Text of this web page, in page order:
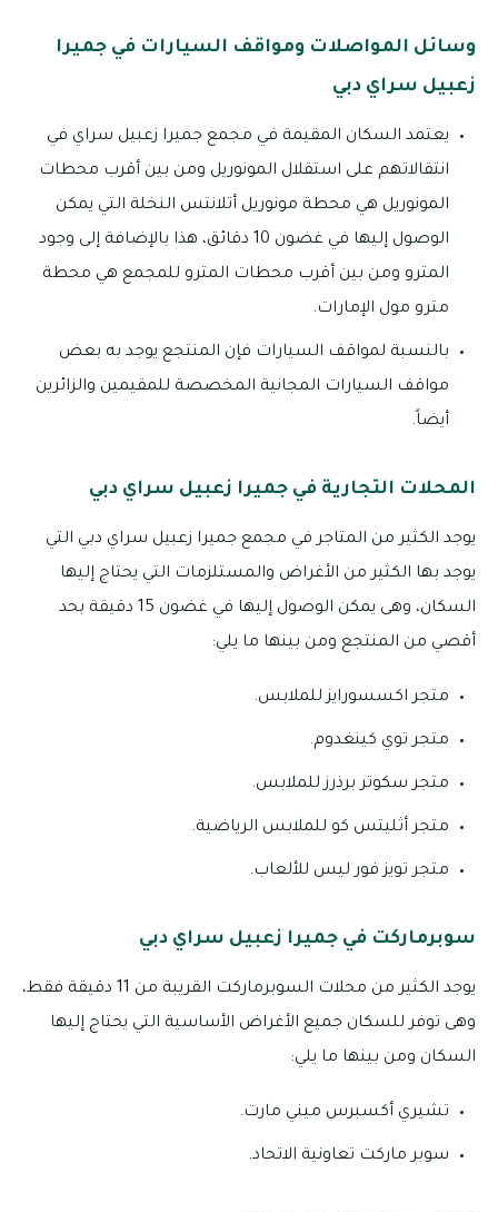
وسائل المواصلات ومواقف السيارات في جميرا
زعبيل سراي دبي
يعتمد السكان المقيمة في مجمع جميرا زعبيل سراي في
انتقالاتهم على استقلال المونوريل ومن بين أقرب محطات
المونوريل هي محطة مونوريل أتلانتس النخلة التي يمكن
الوصول إليها في غضون 10 دقائق، هذا بالإضافة إلى وجود
المترو ومن بين أقرب محطات المترو للمجمع هي محطة
مترو مول الإمارات.
بالنسبة لمواقف السيارات فإن المنتجع يوجد به بعض
مواقف السيارات المجانية المخصصة للمقيمين والزائرين
أيضاً.
المحلات التجارية في جميرا زعبيل سراي دبي
يوجد الكثير من المتاجر في مجمع جميرا زعبيل سراي دبي التي
يوجد بها الكثير من الأغراض والمستلزمات التي يحتاج إليها
السكان، وهى يمكن الوصول إليها في غضون 15 دقيقة بحد
أقصي من المنتجع ومن بينها ما يلي:
متجر اكسسورايز للملابس.
متجر توي كينغدوم.
متجر سكوتر برذرز للملابس.
متجر أثليتس كو للملابس الرياضية.
متجر تويز فور ليس للألعاب.
سوبرماركت في جميرا زعبيل سراي دبي
يوجد الكثير من محلات السوبرماركت القريبة من 11 دقيقة فقط،
وهى توفر للسكان جميع الأغراض الأساسية التي يحتاج إليها
السكان ومن بينها ما يلي:
تشيري أكسبرس ميني مارت.
سوبر ماركت تعاونية الاتحاد.